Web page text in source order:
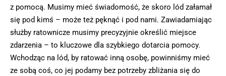
z pomocą. Musimy mieć świadomość, że skoro lód załamał
się pod kimś – może też pęknąć i pod nami. Zawiadamiając
służby ratownicze musimy precyzyjnie określić miejsce
zdarzenia – to kluczowe dla szybkiego dotarcia pomocy.
Wchodząc na lód, by ratować inną osobę, powinniśmy mieć
ze sobą coś, co jej podamy bez potrzeby zbliżania się do